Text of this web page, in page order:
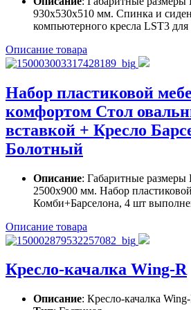
930x530x510 мм. Спинка и
компьютерного кресла LST3
Описание товара
Набор пластиковой
комфортом Стол
вставкой + Кресло
Болотный
Описание: Габаритные
2500x900 мм. Набор
Комби+Барселона, 4 шт
Описание товара
Кресло-качалка Wing-R
Описание: Кресло-качалка